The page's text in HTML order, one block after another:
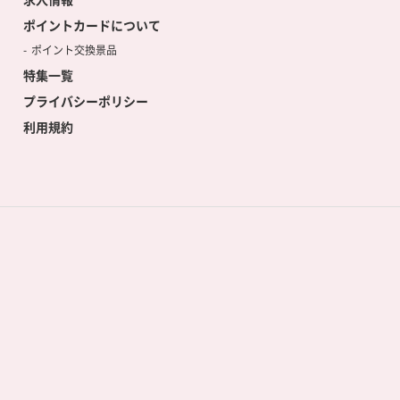
ポイントカードについて
ポイント交換景品
特集一覧
プライバシーポリシー
利用規約